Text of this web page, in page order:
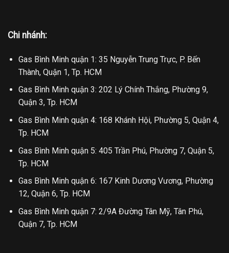
Chi nhánh:
Gas Bình Minh quận 1: 35 Nguyễn Trung Trực, P. Bến
Thành, Quận 1, Tp. HCM
Gas Bình Minh quận 3: 202 Lý Chính Thắng, Phường 9,
Quận 3, Tp. HCM
Gas Bình Minh quận 4: 168 Khánh Hội, Phường 5, Quận 4,
Tp. HCM
Gas Bình Minh quận 5: 405 Trần Phú, Phường 7, Quận 5,
Tp. HCM
Gas Bình Minh quận 6: 167 Kinh Dương Vương, Phường
12, Quận 6, Tp. HCM
Gas Bình Minh quận 7: 2/9A Đường Tân Mỹ, Tân Phú,
Quận 7, Tp. HCM